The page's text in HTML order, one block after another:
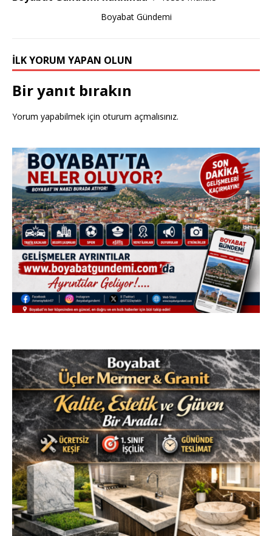
Boyabat Gündemi
İLK YORUM YAPAN OLUN
Bir yanıt bırakın
Yorum yapabilmek için oturum açmalısınız.